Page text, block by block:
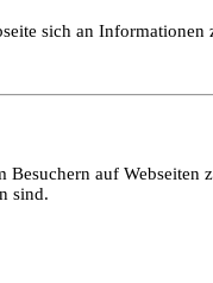
sich an
auf
sind.